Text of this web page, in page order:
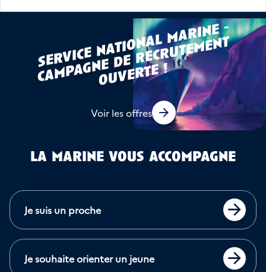
s
e
r
vi
c
e
n
a
ti
o
n
a
l
m
a
ri
n
e -
c
a
m
p
a
g
n
e
d
e
r
e
c
r
u
t
e
m
e
n
t
o
u
v
e
r
t
e !
Voir les offres
la marine vous accompagne
Je suis un proche
Je souhaite orienter un jeune